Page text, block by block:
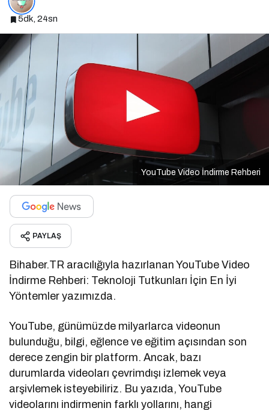
5dk, 24sn
YouTube Video İndirme Rehberi
PAYLAŞ
Bihaber.TR aracılığıyla hazırlanan YouTube Video
İndirme Rehberi: Teknoloji Tutkunları İçin En İyi
Yöntemler yazımızda.
YouTube, günümüzde milyarlarca videonun
bulunduğu, bilgi, eğlence ve eğitim açısından son
derece zengin bir platform. Ancak, bazı
durumlarda videoları çevrimdışı izlemek veya
arşivlemek isteyebiliriz. Bu yazıda, YouTube
videolarını indirmenin farklı yollarını, hangi